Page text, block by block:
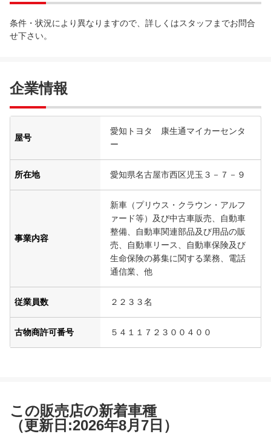
条件・状況により異なりますので、詳しくはスタッフまでお問合
せ下さい。
企業情報
屋号
愛知トヨタ 康生通マイカーセンタ
ー
所在地 愛知県名古屋市西区児玉３－７－９
事業内容
新車（プリウス・クラウン・アルフ
ァード等）及び中古車販売、自動車
整備、自動車関連部品及び用品の販
売、自動車リース、自動車保険及び
生命保険の募集に関する業務、電話
通信業、他
従業員数 ２２３３名
古物商許可番号 ５４１１７２３００４００
この販売店の新着車種
（更新日:2026年8月7日）